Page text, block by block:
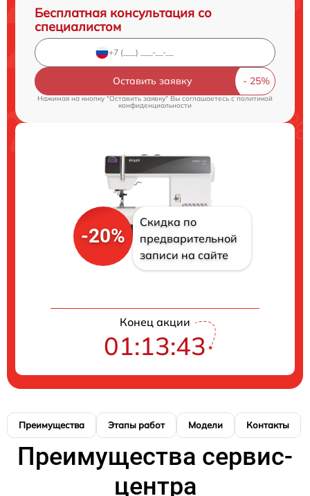
Бесплатная консультация со
специалистом
Оставить заявку
Нажимая на кнопку "Оставить заявку" Вы соглашаетесь cполитикой
конфиденциальности
-20%
Скидка по
предварительной
записи на сайте
Конец акции
01:13:43
Преимущества Этапы работ Модели Контакты
Преимущества сервис-
центра